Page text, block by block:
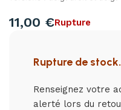
11,00 €Rupture
Rupture de stock.
Renseignez votre
alerté lors du